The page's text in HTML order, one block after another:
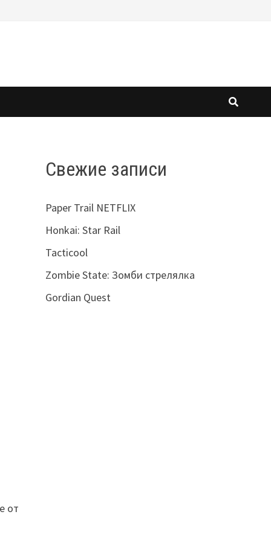
от
Свежие записи
Paper Trail NETFLIX
Honkai: Star Rail
Tacticool
Zombie State: Зомби стрелялка
Gordian Quest